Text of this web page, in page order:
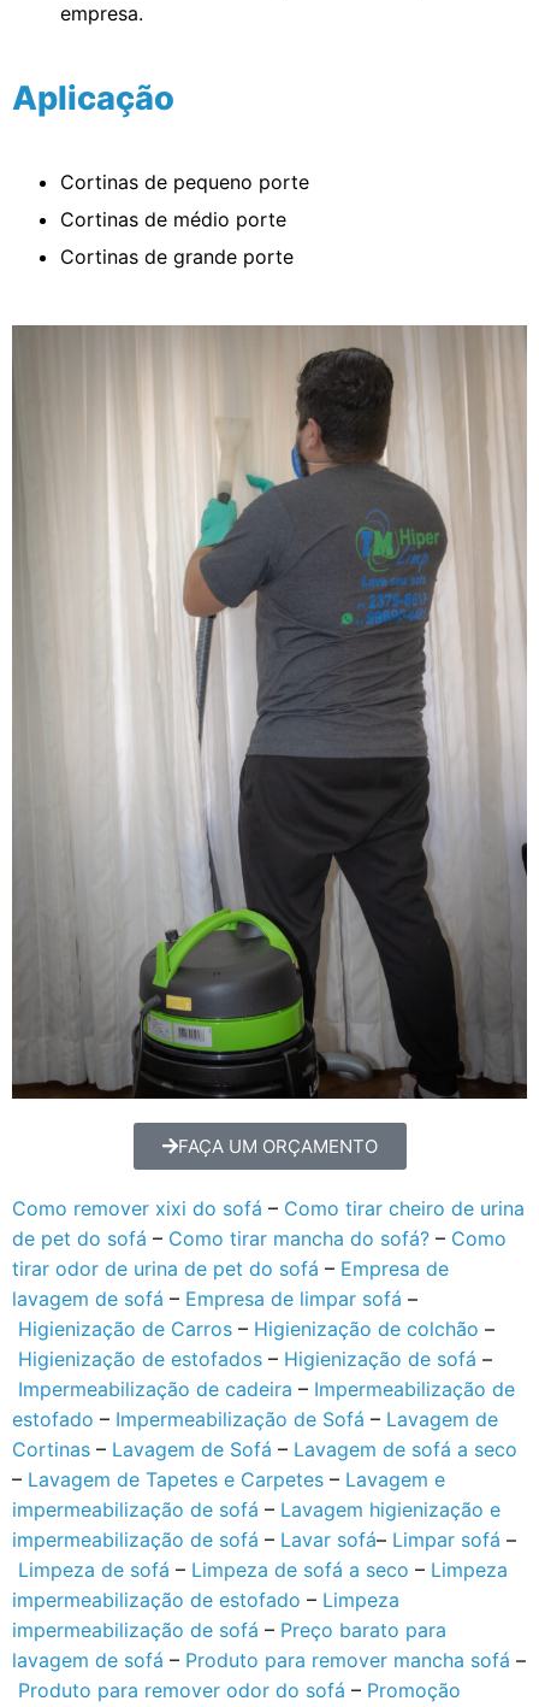
empresa.
Aplicação
Cortinas de pequeno porte
Cortinas de médio porte
Cortinas de grande porte
FAÇA UM ORÇAMENTO
Como remover xixi do sofá – Como tirar cheiro de urina
de pet do sofá – Como tirar mancha do sofá? – Como
tirar odor de urina de pet do sofá – Empresa de
lavagem de sofá – Empresa de limpar sofá –
Higienização de Carros – Higienização de colchão –
Higienização de estofados – Higienização de sofá –
Impermeabilização de cadeira – Impermeabilização de
estofado – Impermeabilização de Sofá – Lavagem de
Cortinas – Lavagem de Sofá – Lavagem de sofá a seco
– Lavagem de Tapetes e Carpetes – Lavagem e
impermeabilização de sofá – Lavagem higienização e
impermeabilização de sofá – Lavar sofá– Limpar sofá –
Limpeza de sofá – Limpeza de sofá a seco – Limpeza
impermeabilização de estofado – Limpeza
impermeabilização de sofá – Preço barato para
lavagem de sofá – Produto para remover mancha sofá –
Produto para remover odor do sofá – Promoção